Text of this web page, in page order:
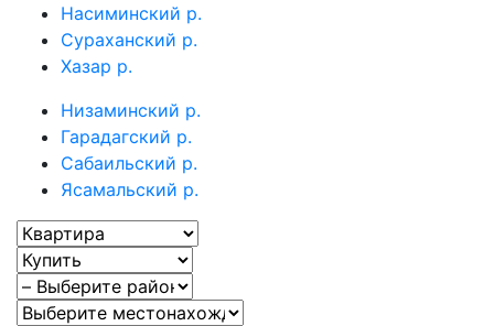
Насиминский р.
Сураханский р.
Хазар р.
Низаминский р.
Гарадагский р.
Сабаильский р.
Ясамальский р.